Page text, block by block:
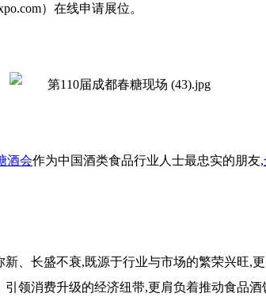
）在线申请展位。
酒会作为中国酒类食品行业人士最忠实的朋友,
、长盛不衰,既源于行业与市场的繁荣兴旺,
领消费升级的经济纽带,更肩负着推动食品酒